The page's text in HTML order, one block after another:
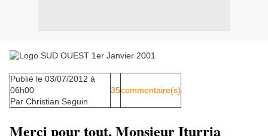
Publié le 03/07/2012 à
06h00
Par Christian Seguin
35commentaire(s)
Merci pour tout, Monsieur Iturria